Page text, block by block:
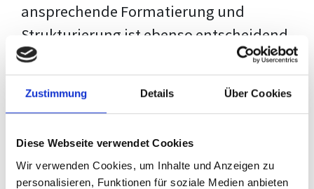
Zustimmung Details Über Cookies
Diese Webseite verwendet Cookies
Wir verwenden Cookies, um Inhalte und Anzeigen zu
personalisieren, Funktionen für soziale Medien anbieten
ansprechende Formatierung und
Strukturierung ist ebenso entscheidend
wie der Inhalt selbst. Jeder Prüfer hat
eigene Erwartungen, und unsere
Schulung ist so konzipiert, dass sie dir
deiner individuellen Vorlage zeigt,
anstatt eine Einheitslösung zu bieten.